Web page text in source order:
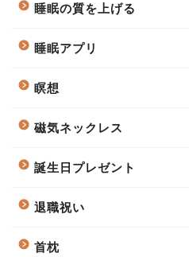
睡眠の質を上げる
睡眠アプリ
瞑想
磁気ネックレス
誕生日プレゼント
退職祝い
首枕